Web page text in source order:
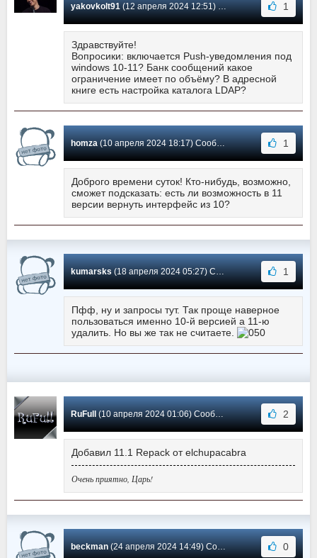
yakovkolt91(12 апреля 2024 12:51) Сообщение #2174 1
Здравствуйте!
Вопросики: включается Push-уведомления под
windows 10-11? Банк сообщений какое
ограничение имеет по объёму? В адресной
книге есть настройка каталога LDAP?
homza(10 апреля 2024 18:17) Сообщение #2173 1
Доброго времени суток! Кто-нибудь, возможно,
сможет подсказать: есть ли возможность в 11
версии вернуть интерфейс из 10?
kumarsks(18 апреля 2024 05:27) Сообщение #2172 1
Пфф, ну и запросы тут. Так проще наверное
пользоваться именно 10-й версией а 11-ю
удалить. Но вы же так не считаете.
RuFull (10 апреля 2024 01:06) Сообщение #2171 2
Добавил 11.1 Repack от elchupacabra
Очень приятно, Царь!
beckman(24 апреля 2024 14:49) Сообщение #2170 0